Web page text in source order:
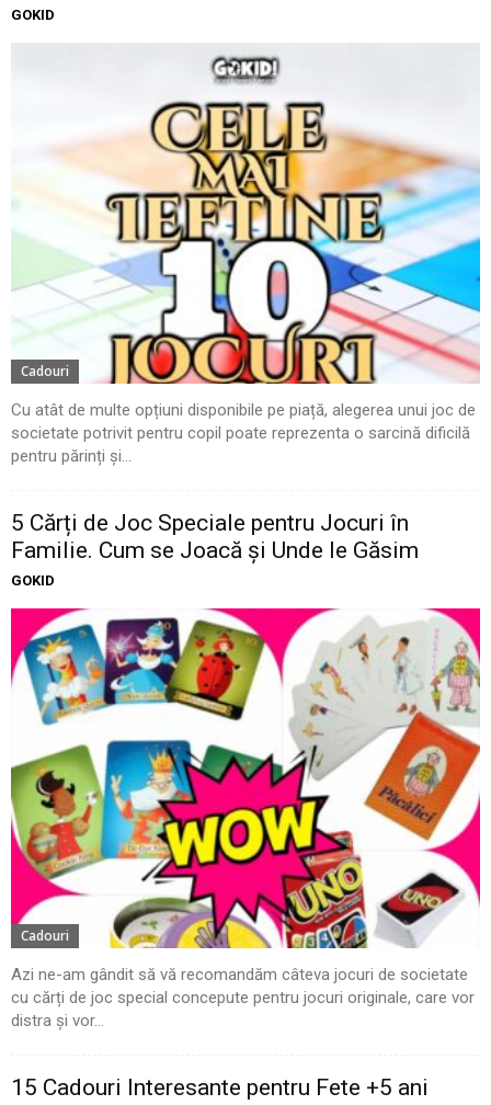
GOKID
Cadouri
Cu atât de multe opțiuni disponibile pe piață, alegerea unui joc de
societate potrivit pentru copil poate reprezenta o sarcină dificilă
pentru părinți și...
5 Cărți de Joc Speciale pentru Jocuri în
Familie. Cum se Joacă și Unde le Găsim
GOKID
Cadouri
Azi ne-am gândit să vă recomandăm câteva jocuri de societate
cu cărți de joc special concepute pentru jocuri originale, care vor
distra și vor...
15 Cadouri Interesante pentru Fete +5 ani